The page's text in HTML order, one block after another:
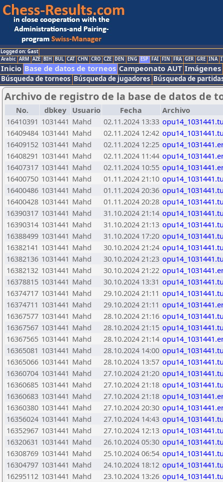
Logged on: Gast
Arabic ARM AZE BIH BUL CAT CHN CRO CZE DEN ENG ESP FAI FIN FRA GER GRE INA
Inicio Base de datos de torneos Campeonato AUT Imágenes
Búsqueda de torneos Búsqueda de jugadores Búsqueda de
Archivo de registro de la base de datos de
No. dbkey Usuario Fecha
Archivo
16410391 1031441 Mahd 02.11.2024 13:33
16409484 1031441 Mahd 02.11.2024 12:42
16409152 1031441 Mahd 02.11.2024 12:25
16408291 1031441 Mahd 02.11.2024 11:44
16407317 1031441 Mahd 02.11.2024 10:55
16400750 1031441 Mahd 01.11.2024 21:10
16400486 1031441 Mahd 01.11.2024 20:36
16400428 1031441 Mahd 01.11.2024 20:28
16390317 1031441 Mahd 31.10.2024 21:14
16390314 1031441 Mahd 31.10.2024 21:13
16388499 1031441 Mahd 31.10.2024 17:20
16382141 1031441 Mahd 30.10.2024 21:24
16382136 1031441 Mahd 30.10.2024 21:23
16382132 1031441 Mahd 30.10.2024 21:22
16378815 1031441 Mahd 30.10.2024 13:31
16374717 1031441 Mahd 29.10.2024 21:11
16374711 1031441 Mahd 29.10.2024 21:11
16367577 1031441 Mahd 28.10.2024 21:16
16367567 1031441 Mahd 28.10.2024 21:15
16367565 1031441 Mahd 28.10.2024 21:14
16365081 1031441 Mahd 28.10.2024 14:00
16365066 1031441 Mahd 28.10.2024 13:57
16360704 1031441 Mahd 27.10.2024 21:20
16360685 1031441 Mahd 27.10.2024 21:18
16360683 1031441 Mahd 27.10.2024 21:18
16360380 1031441 Mahd 27.10.2024 20:30
16356024 1031441 Mahd 27.10.2024 14:43
16352967 1031441 Mahd 27.10.2024 12:13
16320631 1031441 Mahd 26.10.2024 05:30
16308769 1031441 Mahd 25.10.2024 06:54
16304797 1031441 Mahd 24.10.2024 18:12
16295112 1031441 Mahd 23.10.2024 13:26